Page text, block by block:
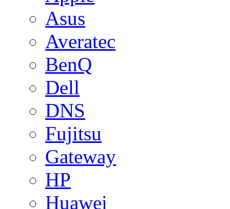
Asus
Averatec
BenQ
Dell
DNS
Fujitsu
Gateway
HP
Huawei